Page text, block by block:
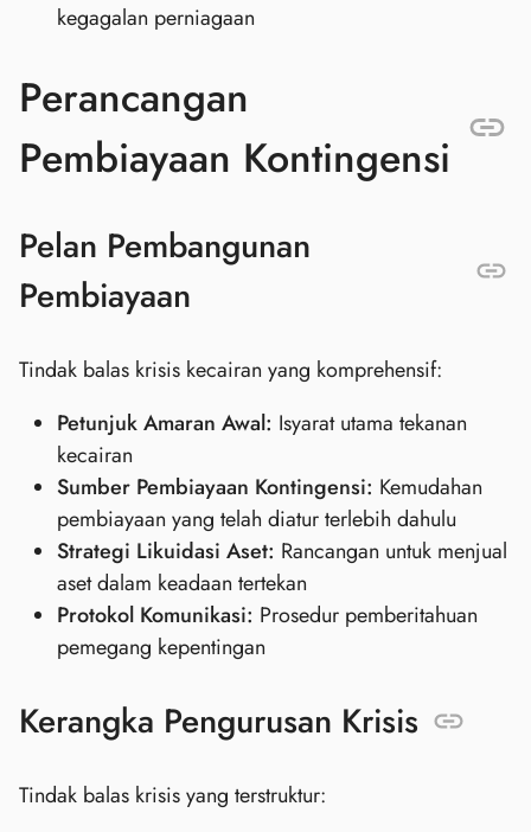
kegagalan perniagaan
Perancangan
Pembiayaan Kontingensi
Pelan Pembangunan
Pembiayaan
Tindak balas krisis kecairan yang komprehensif:
Petunjuk Amaran Awal: Isyarat utama tekanan
kecairan
Sumber Pembiayaan Kontingensi: Kemudahan
pembiayaan yang telah diatur terlebih dahulu
Strategi Likuidasi Aset: Rancangan untuk menjual
aset dalam keadaan tertekan
Protokol Komunikasi: Prosedur pemberitahuan
pemegang kepentingan
Kerangka Pengurusan Krisis
Tindak balas krisis yang terstruktur: